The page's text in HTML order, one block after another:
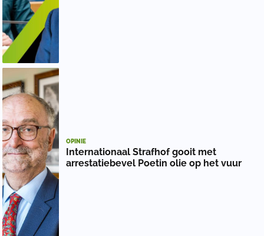
OPINIE
Internationaal Strafhof gooit met
arrestatiebevel Poetin olie op het vuur